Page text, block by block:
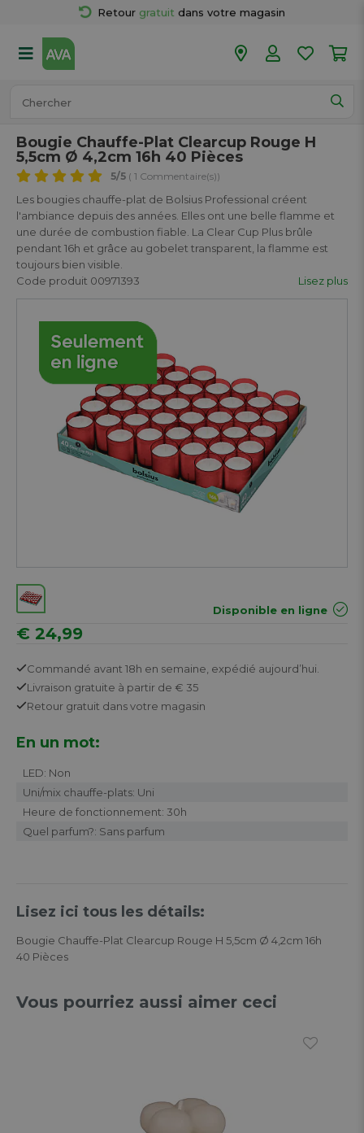
Retour gratuit dans votre magasin
Commandé avant 18h en semaine,
expédié aujourd’hui.
Bougie Chauffe-Plat Clearcup Rouge H
5,5cm Ø 4,2cm 16h 40 Pièces
5/5 ( 1 Commentaire(s))
Les bougies chauffe-plat de Bolsius Professional créent
l'ambiance depuis des années. Elles ont une belle flamme et
une durée de combustion fiable. La Clear Cup Plus brûle
pendant 16h et grâce au gobelet transparent, la flamme est
toujours bien visible.
Code produit 00971393
Lisez plus
Disponible en ligne
€ 24,99
Commandé avant 18h en semaine, expédié aujourd’hui.
Livraison gratuite à partir de € 35
Retour gratuit dans votre magasin
En un mot:
LED: Non
Uni/mix chauffe-plats: Uni
Heure de fonctionnement: 30h
Quel parfum?: Sans parfum
Lisez ici tous les détails:
Bougie Chauffe-Plat Clearcup Rouge H 5,5cm Ø 4,2cm 16h
40 Pièces
Vous pourriez aussi aimer ceci